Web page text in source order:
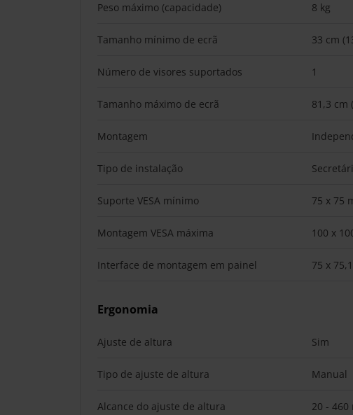
Peso máximo (capacidade) 8 kg
Tamanho mínimo de ecrã 33 cm
Número de visores suportados 1
Tamanho máximo de ecrã 81,3 cm
Montagem
Tipo de instalação
Suporte VESA mínimo 75 x 75
Montagem VESA máxima 100 x
Interface de montagem em painel 75 x
Ergonomia
Ajuste de altura Sim
Tipo de ajuste de altura Manual
Alcance do ajuste de altura 20 - 460